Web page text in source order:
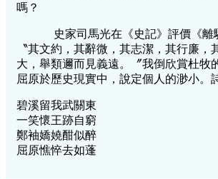
嗎？
史家司馬光在《史記》評價《離騷
〝其文約，其辭微，其志潔，其行廉，
大，舉類邇而見義遠。〞我倒欣賞杜牧
屈原於歷史現實中，說定個人的渺小。
碧溪留我武關東
一笑懷王跡自窮
鄭袖嬌嬈酣似醉
屈原憔悴去如蓬